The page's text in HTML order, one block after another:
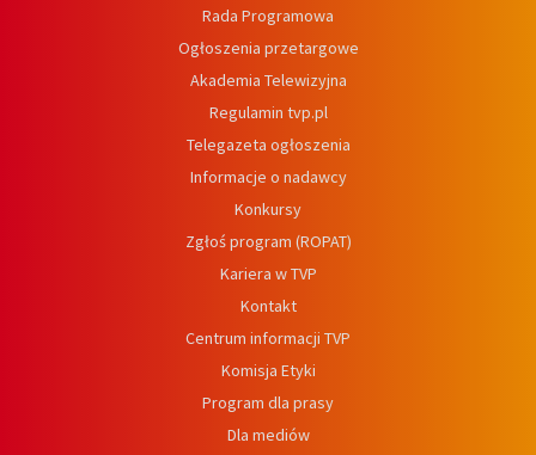
Rada Programowa
Ogłoszenia przetargowe
Akademia Telewizyjna
Regulamin tvp.pl
Telegazeta ogłoszenia
Informacje o nadawcy
Konkursy
Zgłoś program (ROPAT)
Kariera w TVP
Kontakt
Centrum informacji TVP
Komisja Etyki
Program dla prasy
Dla mediów